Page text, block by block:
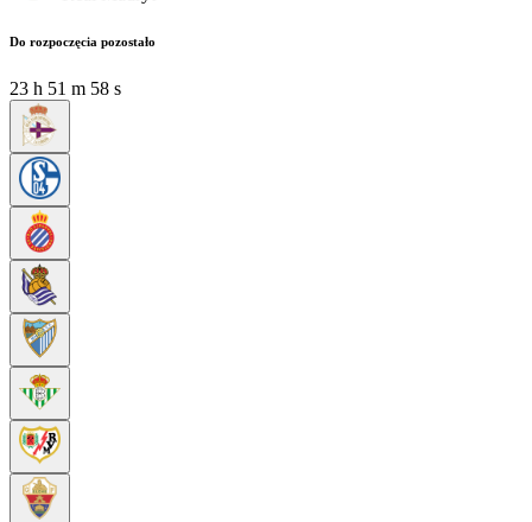
Do rozpoczęcia pozostało
23 h 51 m 57 s